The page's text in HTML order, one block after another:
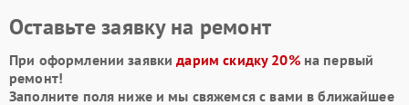
Оставьте заявку на ремонт
При оформлении заявкидарим скидку 20%на первый
ремонт!
Заполните поля ниже и мы свяжемся с вами в ближайшее